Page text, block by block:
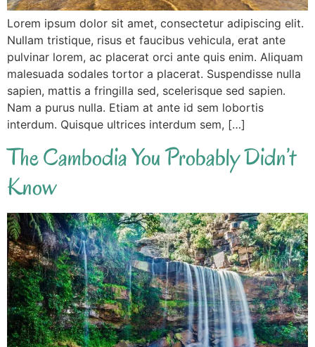
Lorem ipsum dolor sit amet, consectetur adipiscing elit.
Nullam tristique, risus et faucibus vehicula, erat ante
pulvinar lorem, ac placerat orci ante quis enim. Aliquam
malesuada sodales tortor a placerat. Suspendisse nulla
sapien, mattis a fringilla sed, scelerisque sed sapien.
Nam a purus nulla. Etiam at ante id sem lobortis
interdum. Quisque ultrices interdum sem, […]
The Cambodia You Probably Didn’t
Know